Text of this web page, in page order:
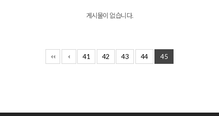
게시물이 없습니다.
41 42 43 44 45